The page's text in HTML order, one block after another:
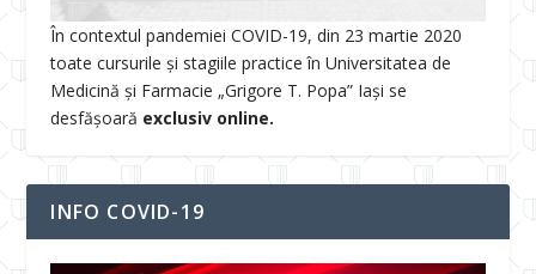
În contextul pandemiei COVID-19, din 23 martie 2020
toate cursurile și stagiile practice în Universitatea de
Medicină și Farmacie „Grigore T. Popa” Iași se
desfășoară exclusiv online.
INFO COVID-19